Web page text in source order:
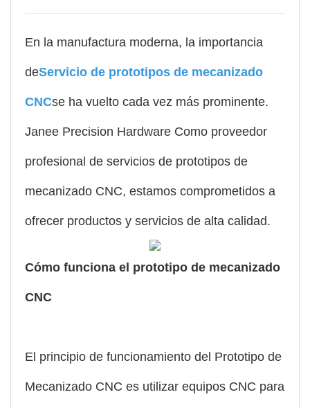
En la manufactura moderna, la importancia
deServicio de prototipos de mecanizado
CNCse ha vuelto cada vez más prominente.
Janee Precision Hardware Como proveedor
profesional de servicios de prototipos de
mecanizado CNC, estamos comprometidos a
ofrecer productos y servicios de alta calidad.
Cómo funciona el prototipo de mecanizado
CNC
El principio de funcionamiento del Prototipo de
Mecanizado CNC es utilizar equipos CNC para